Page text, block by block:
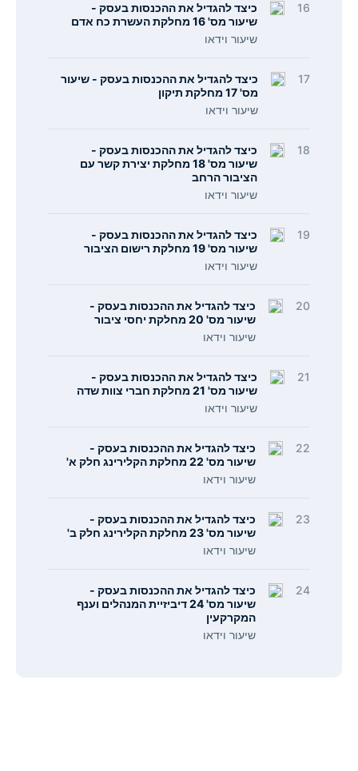
16
כיצד להגדיל את ההכנסות בעסק -
שיעור מס' 16 מחלקת העשרת כח אדם
שיעור וידאו
17
כיצד להגדיל את ההכנסות בעסק - שיעור
מס' 17 מחלקת תיקון
שיעור וידאו
18
כיצד להגדיל את ההכנסות בעסק -
שיעור מס' 18 מחלקת יצירת קשר עם
הציבור הרחב
שיעור וידאו
19
כיצד להגדיל את ההכנסות בעסק -
שיעור מס' 19 מחלקת רישום הציבור
שיעור וידאו
20
כיצד להגדיל את ההכנסות בעסק -
שיעור מס' 20 מחלקת יחסי ציבור
שיעור וידאו
21
כיצד להגדיל את ההכנסות בעסק -
שיעור מס' 21 מחלקת חברי צוות שדה
שיעור וידאו
22
כיצד להגדיל את ההכנסות בעסק -
שיעור מס' 22 מחלקת הקלירינג חלק א'
שיעור וידאו
23
כיצד להגדיל את ההכנסות בעסק -
שיעור מס' 23 מחלקת הקלירינג חלק ב'
שיעור וידאו
24
כיצד להגדיל את ההכנסות בעסק -
שיעור מס' 24 דיביזיית המנהלים וענף
המקרקעין
שיעור וידאו